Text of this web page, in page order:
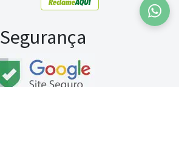
Segurança